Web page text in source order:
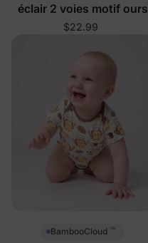
éclair 2 voies motif ours
$22.99
BambooCloud ™